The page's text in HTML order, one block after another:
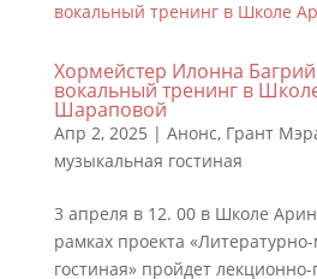
Хормейстер Илонна
вокальный тренинг в
Шараповой
Апр 2, 2025 | Анонс, Грант
музыкальная гостиная
3 апреля в 12. 00 в Школе
рамках проекта
гостиная» пройдет